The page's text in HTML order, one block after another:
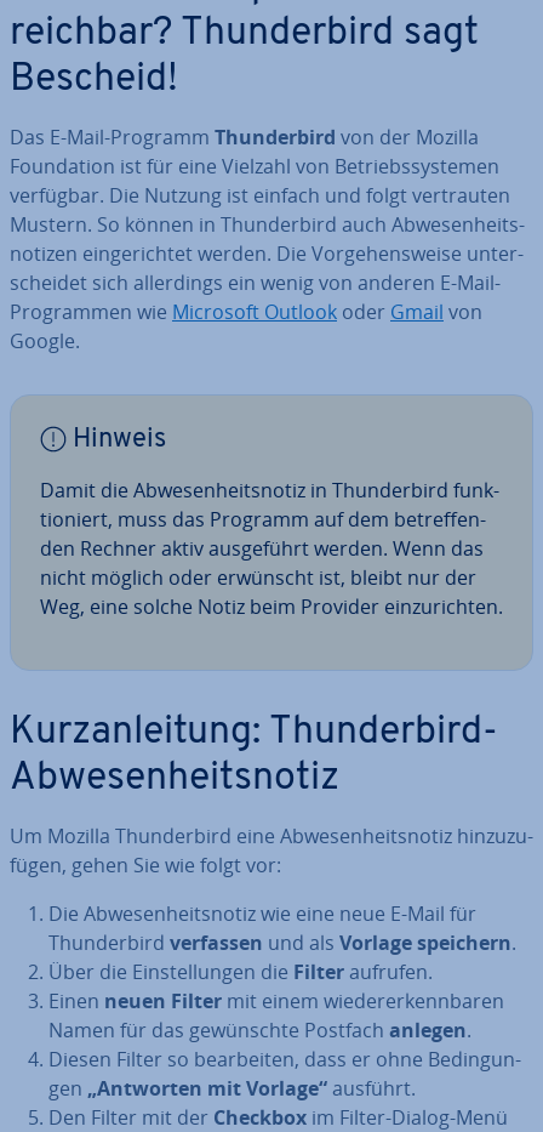
reich­bar? Thun­der­bird sagt
Bescheid!
Das E-Mail-Programm Thun­der­bird von der Mozilla
Foun­da­ti­on ist für eine Vielzahl von Be­triebs­sys­te­men
verfügbar. Die Nutzung ist einfach und folgt ver­trau­ten
Mustern. So können in Thun­der­bird auch Ab­we­sen­heits­
no­ti­zen ein­ge­rich­tet werden. Die Vor­ge­hens­wei­se un­ter­
schei­det sich al­ler­dings ein wenig von anderen E-Mail-
Pro­gram­men wie Microsoft Outlook oder Gmail von
Google.
Hinweis
Damit die Ab­we­sen­heits­no­tiz in Thun­der­bird funk­
tio­niert, muss das Programm auf dem be­tref­fen­
den Rechner aktiv aus­ge­führt werden. Wenn das
nicht möglich oder erwünscht ist, bleibt nur der
Weg, eine solche Notiz beim Provider ein­zu­rich­ten.
Kurz­an­lei­tung: Thun­der­bird-
Ab­we­sen­heits­no­tiz
Um Mozilla Thun­der­bird eine Ab­we­sen­heits­no­tiz hin­zu­zu­
fü­gen, gehen Sie wie folgt vor:
Die Ab­we­sen­heits­no­tiz wie eine neue E-Mail für
Thun­der­bird verfassen und als Vorlage speichern.
Über die Ein­stel­lun­gen die Filteraufrufen.
Einen neuen Filter mit einem wie­der­erkenn­ba­ren
Namen für das ge­wünsch­te Postfach anlegen.
Diesen Filter so be­ar­bei­ten, dass er ohne Be­din­gun­
gen „Antworten mit Vorlage“ausführt.
Den Filter mit der Checkbox im Filter-Dialog-Menü